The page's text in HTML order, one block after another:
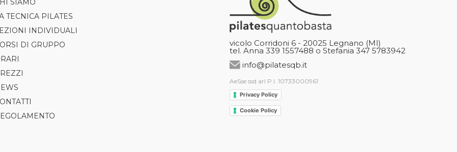
SIAMO
TECNICA PILATES
INDIVIDUALI
DI GRUPPO
PILATES
AXIS
TRX
CLASS5
GAP
vicolo Corridoni 6 - 20025 Legnano (MI)
tel. Anna 339 1557488 o Stefania 347 5783942
info@pilatesqb.it
AeSse ssd arl P.I. 10733000961
Privacy Policy
Cookie Policy